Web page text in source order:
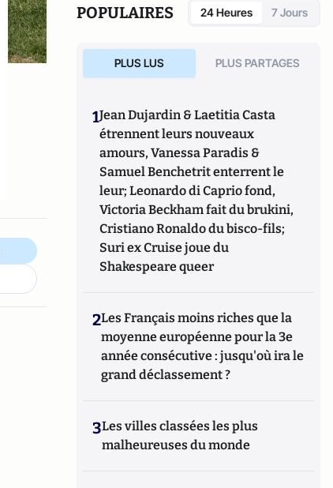
POPULAIRES 24 Heures 7 Jours
PLUS LUS PLUS PARTAGES
1Jean Dujardin & Laetitia Casta
étrennent leurs nouveaux
amours, Vanessa Paradis &
Samuel Benchetrit enterrent le
leur; Leonardo di Caprio fond,
Victoria Beckham fait du brukini,
Cristiano Ronaldo du bisco-fils;
Suri ex Cruise joue du
Shakespeare queer
2Les Français moins riches que la
moyenne européenne pour la 3e
année consécutive : jusqu'où ira le
grand déclassement ?
3Les villes classées les plus
malheureuses du monde